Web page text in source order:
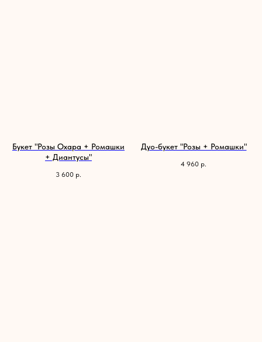
Букет "Розы Охара + Ромашки
+ Диантусы"
3 600 р.
Дуо-букет "Розы + Ромашки"
4 960 р.